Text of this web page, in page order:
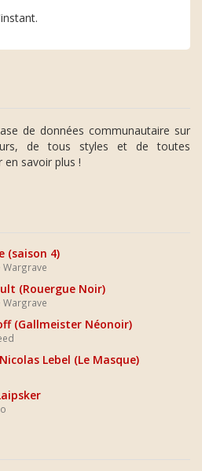
de données communautaire sur
de tous styles et de toutes
en savoir plus !
(saison 4)
Wargrave
(Rouergue Noir)
Wargrave
(Gallmeister Néonoir)
Lebel (Le Masque)